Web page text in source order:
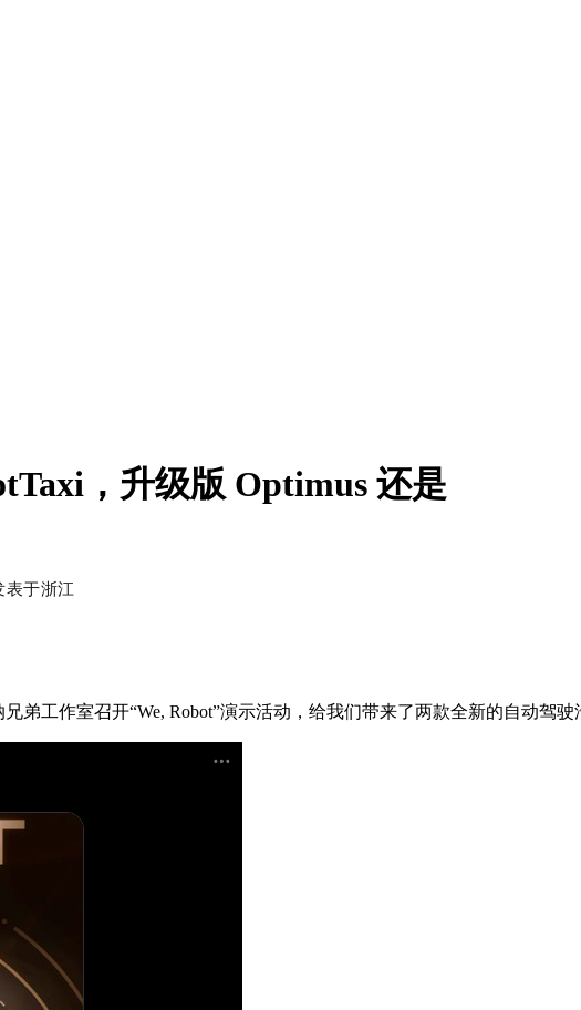
，升级版 Optimus 还是
表于浙江
工作室召开“We, Robot”演示活动，给我们带来了两款全新的自动驾